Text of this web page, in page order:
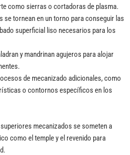
como sierras o cortadoras de plasma.
se tornean en un torno para conseguir las
superficial liso necesarios para los
y mandrinan agujeros para alojar
de mecanizado adicionales, como
o contornos específicos en los
mecanizados se someten a
como el temple y el revenido para